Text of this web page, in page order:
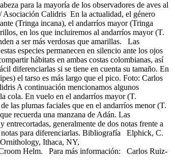
para la mayoría de los observadores de aves al
Asociación Calidris En la actualidad, el género
(Tringa incana), el andarríos mayor (Tringa
en los que incluiremos al andarríos mayor (T.
a ser más verdosas que amarillas. Las
especies permanecen en silencio ante los ojos
hábitats en ambas costas colombianas, así
diferenciarlas si se tiene en cuenta su tamaño. En
el tarso es más largo que el pico. Foto: Carlos
A continuación mencionamos algunos
cola. En vuelo en el andarríos mayor (T.
las plumas faciales que en el andarríos menor (T.
recuerda una manzana de Adán. Las
generalmente de dos notas frente a
notas para diferenciarlas. Bibliografía Elphick, C.
Ithaca, NY,
Helm. Para más información: Carlos Ruiz-